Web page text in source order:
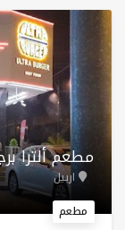
مطعم ألترا برجر
اربيل
مطعم